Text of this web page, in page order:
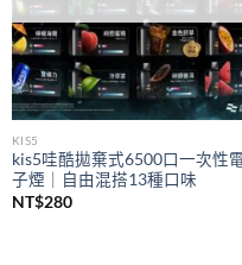
KIS5
kis5哇酷拋棄式6500口一次性
子煙｜自由混搭13種口味
NT$280